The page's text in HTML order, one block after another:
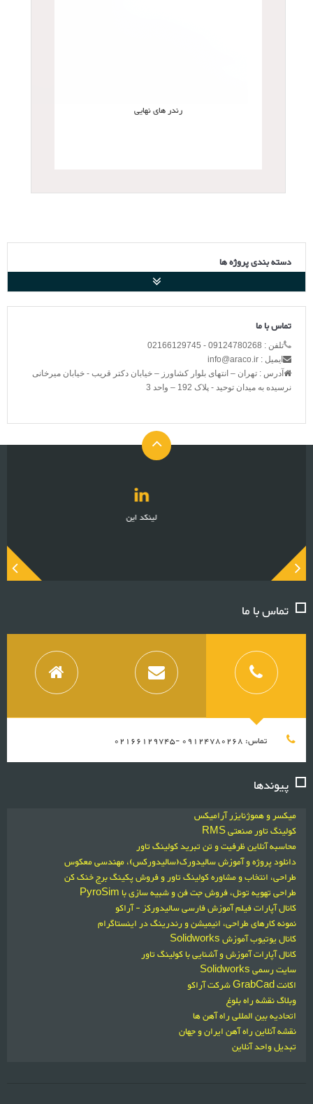
رندر های نهایی
دسته بندی پروژه ها
تماس با ما
تلفن : 09124780268 - 02166129745
ایمیل : info@araco.ir
آدرس : تهران – انتهای بلوار کشاورز – خیابان دکتر قریب - خیابان میرخانی
نرسیده به میدان توحید - پلاک 192 – واحد 3
اینستاگرام
تماس با ما
تماس: 09124780268 -02166129745
پیوندها
میکسر و هموژنایزر آرامیکس
کولینگ تاور صنعتی RMS
محاسبه آنلاین ظرفیت و تن تبرید کولینگ تاور
دانلود پروژه و آموزش سالیدورک(سالیدورکس)، مهندسی معکوس
طراحی، انتخاب و مشاوره کولینگ تاور و فروش پکینگ برج خنک کن
طراحی تهویه تونل، فروش جت فن و شبیه سازی با PyroSim
کانال آپارات فیلم آموزش فارسی سالیدورکز - آراکو
نمونه کارهای طراحی، انیمیشن و رندرینگ در اینستاگرام
کانال یوتیوب آموزش Solidworks
کانال آپارات آموزش و آشنایی با کولینگ تاور
سایت رسمی Solidworks
اکانت GrabCad شرکت آراکو
وبلاگ نقشه راه بلوغ
اتحادیه بین المللی راه آهن ها
نقشه آنلاین راه آهن ایران و جهان
تبدیل واحد آنلاین